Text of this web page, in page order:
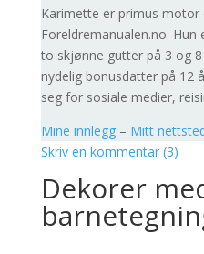
Karimette er primus motor
Foreldremanualen.no.
to skjønne gutter på 3 og
nydelig bonusdatter på 12
seg for sosiale medier,
Mine innlegg– Mitt
Skriv en kommentar (3)
Dekorer